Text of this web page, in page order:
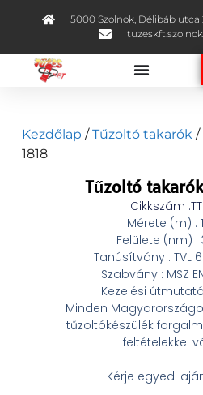
5000 Szolnok, Délibáb utca
Kezdőlap /Tűzoltó takarók /
1818
Tűzoltó
Cikkszám
Mérete (m) :
Felülete (nm) :
Tanúsítvány : TVL
Szabvány : MSZ
Kezelési
Minden
tűzoltókészülék
feltételekkel
Kérje egyedi